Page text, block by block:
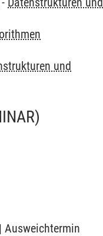
und
Ausweichtermin